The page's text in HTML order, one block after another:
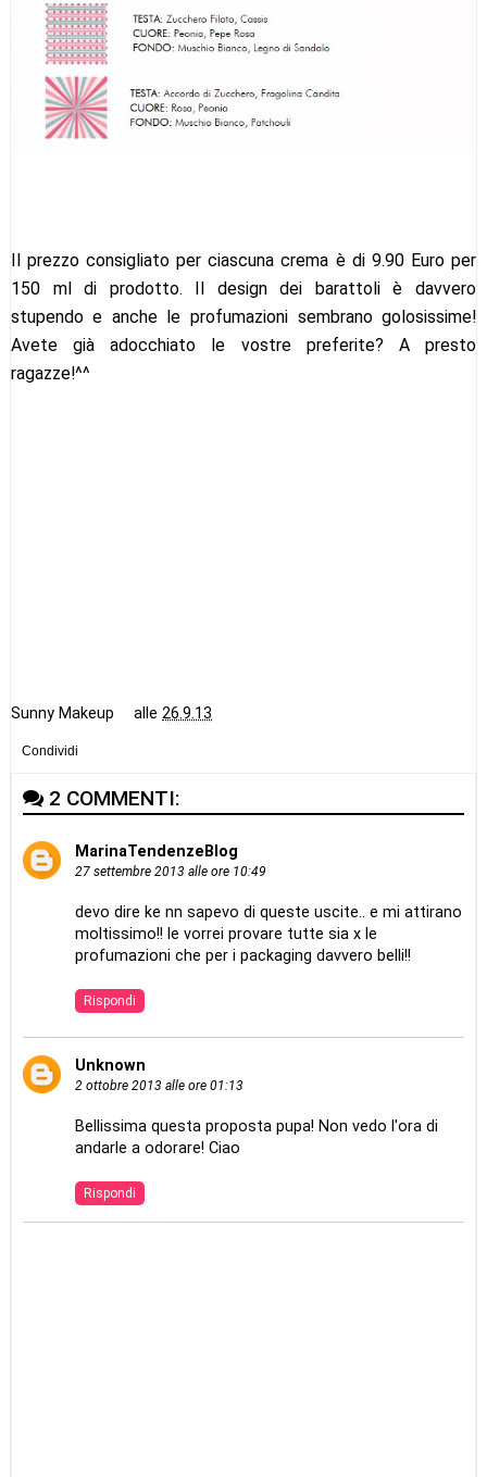
Il prezzo consigliato per ciascuna crema è di 9.90 Euro per
150 ml di prodotto. Il design dei barattoli è davvero
stupendo e anche le profumazioni sembrano golosissime!
Avete già adocchiato le vostre preferite? A presto
ragazze!^^
Sunny Makeup alle26.9.13
Condividi
2 COMMENTI:
MarinaTendenzeBlog
27 settembre 2013 alle ore 10:49
devo dire ke nn sapevo di queste uscite.. e mi attirano
moltissimo!! le vorrei provare tutte sia x le
profumazioni che per i packaging davvero belli!!
Rispondi
Unknown
2 ottobre 2013 alle ore 01:13
Bellissima questa proposta pupa! Non vedo l'ora di
andarle a odorare! Ciao
Rispondi